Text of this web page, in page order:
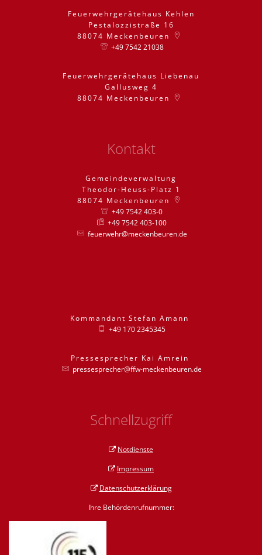
Feuerwehrgerätehaus Kehlen
Pestalozzistraße 16
88074 Meckenbeuren
+49 7542 21038
Feuerwehrgerätehaus Liebenau
Gallusweg 4
88074 Meckenbeuren
Kontakt
Gemeindeverwaltung
Theodor-Heuss-Platz 1
88074 Meckenbeuren
+49 7542 403-0
+49 7542 403-100
feuerwehr@meckenbeuren.de
Kommandant Stefan Amann
+49 170 2345345
Pressesprecher Kai Amrein
pressesprecher@ffw-meckenbeuren.de
Schnellzugriff
Notdienste
Impressum
Datenschutzerklärung
Ihre Behördenrufnummer: